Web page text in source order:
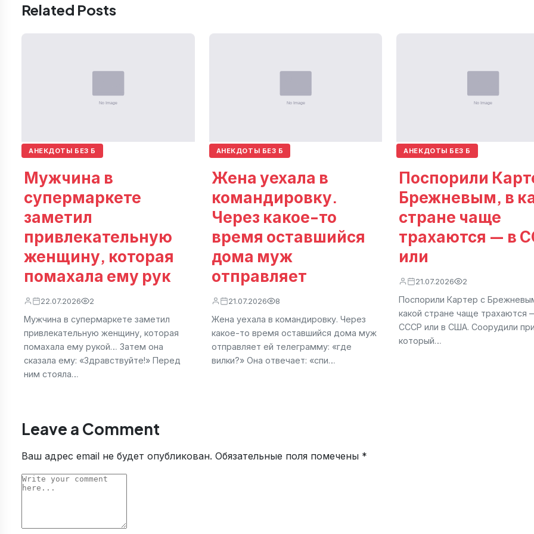
Related Posts
АНЕКДОТЫ БЕЗ Б
Мужчина в
супермаркете
заметил
привлекательную
женщину, которая
помахала ему рук
22.07.2026 2
Мужчина в супермаркете заметил
привлекательную женщину, которая
помахала ему рукой… Затем она
сказала ему: «Здравствуйте!» Перед
ним стояла…
АНЕКДОТЫ БЕЗ Б
Жена уехала в
командировку.
Через какое-то
время оставшийся
дома муж
отправляет
21.07.2026 8
Жена уехала в командировку. Через
какое-то время оставшийся дома муж
отправляет ей телеграмму: «где
вилки?» Она отвечает: «спи…
АНЕКДОТЫ БЕЗ Б
Поспорили
Брежневым, в
стране чаще
трахаются — в
или
21.07.2026 2
Поспорили Картер с
какой стране чаще трахаются
СССР или в США. Соорудили
который…
Leave a Comment
Ваш адрес email не будет опубликован. Обязательные поля помечены *
Comment